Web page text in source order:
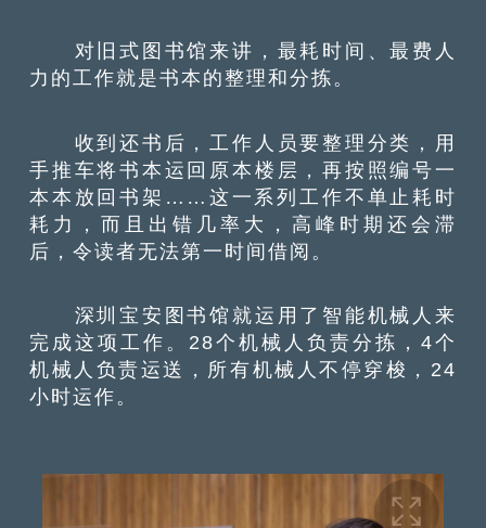
对旧式图书馆来讲，最耗时间、最费人
力的工作就是书本的整理和分拣。
收到还书后，工作人员要整理分类，用
手推车将书本运回原本楼层，再按照编号一
本本放回书架……这一系列工作不单止耗时
耗力，而且出错几率大，高峰时期还会滞
后，令读者无法第一时间借阅。
深圳宝安图书馆就运用了智能机械人来
完成这项工作。28个机械人负责分拣，4个
机械人负责运送，所有机械人不停穿梭，24
小时运作。